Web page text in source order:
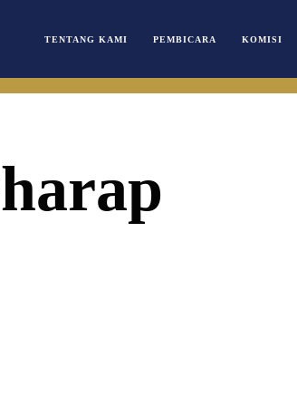
TENTANG KAMI PEMBICARA KOMISI